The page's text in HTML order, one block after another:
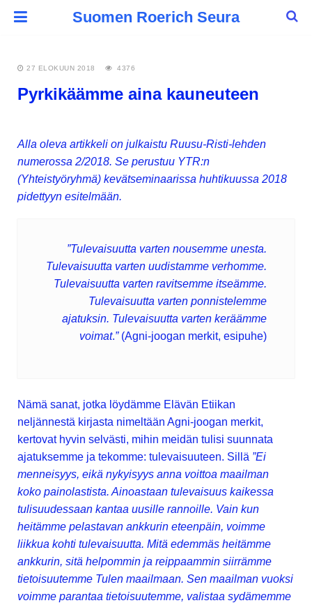
Suomen Roerich Seura
27 ELOKUUN 2018 4376
Pyrkikäämme aina kauneuteen
Alla oleva artikkeli on julkaistu Ruusu-Risti-lehden
numerossa 2/2018. Se perustuu YTR:n
(Yhteistyöryhmä) kevätseminaarissa huhtikuussa 2018
pidettyyn esitelmään.
”Tulevaisuutta varten nousemme unesta.
Tulevaisuutta varten uudistamme verhomme.
Tulevaisuutta varten ravitsemme itseämme.
Tulevaisuutta varten ponnistelemme
ajatuksin. Tulevaisuutta varten keräämme
voimat.” (Agni-joogan merkit, esipuhe)
Nämä sanat, jotka löydämme Elävän Etiikan
neljännestä kirjasta nimeltään Agni-joogan merkit,
kertovat hyvin selvästi, mihin meidän tulisi suunnata
ajatuksemme ja tekomme: tulevaisuuteen. Sillä ”Ei
menneisyys, eikä nykyisyys anna voittoa maailman
koko painolastista. Ainoastaan tulevaisuus kaikessa
tulisuudessaan kantaa uusille rannoille. Vain kun
heitämme pelastavan ankkurin eteenpäin, voimme
liikkua kohti tulevaisuutta. Mitä edemmäs heitämme
ankkurin, sitä helpommin ja reippaammin siirrämme
tietoisuutemme Tulen maailmaan. Sen maailman vuoksi
voimme parantaa tietoisuutemme, valistaa sydämemme